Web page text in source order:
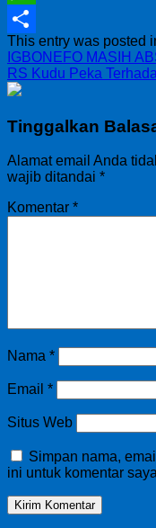
WhatsApp
Share
This entry was posted
IGBONEFO MASIH
RS Kudu Peka
Tinggalkan
Alamat email Anda
wajib ditandai *
Komentar *
Nama *
Email *
Situs Web
Simpan nama,
ini untuk komentar